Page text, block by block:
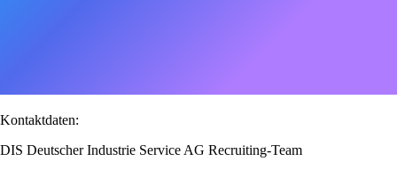
Kontaktdaten:
DIS Deutscher Industrie Service AG Recruiting-Team